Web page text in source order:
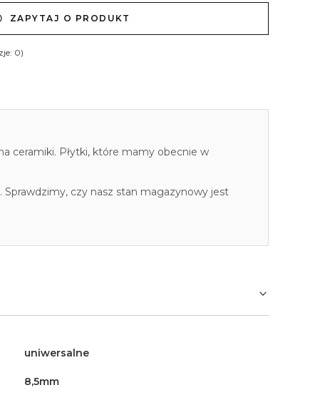
ZAPYTAJ O PRODUKT
0)
ceramiki. Płytki, które mamy obecnie w
. Sprawdzimy, czy nasz stan magazynowy jest
uniwersalne
8,5mm